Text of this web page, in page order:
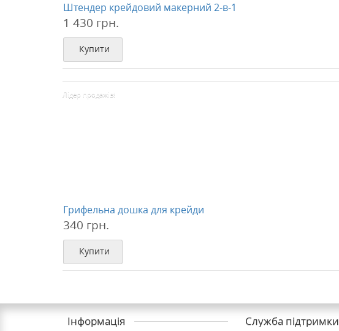
Штендер крейдовий макерний 2-в-1
1 430 грн.
Купити
Лідер продажів!
Грифельна дошка для крейди
340 грн.
Купити
Інформація Служба підтримки